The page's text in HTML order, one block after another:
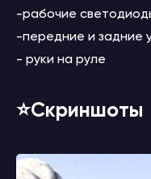
-рабочие
-передние и задние
- руки на руле
⭐️Скриншоты